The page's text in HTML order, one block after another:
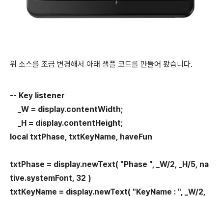
위 소스를 조금 변경해서 아래 샘플 코드를 만들어 봤습니다.
-- Key listener
_W = display.contentWidth;
_H = display.contentHeight;
local txtPhase, txtKeyName, haveFun
txtPhase = display.newText( "Phase ", _W/2, _H/5, na
tive.systemFont, 32 )
txtKeyName = display.newText( "KeyName : ", _W/2,